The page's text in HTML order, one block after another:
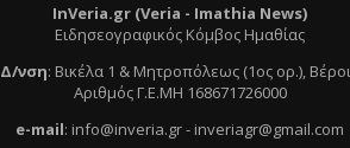
InVeria.gr (Veria - Ιmathia News)
Ειδησεογραφικός Κόμβος Ημαθίας
Δ/νση: Βικέλα 1 & Μητροπόλεως (1ος ορ.),
Αριθμός Γ.Ε.ΜΗ 168671726000
e-mail: info@inveria.gr- inveriagr@gmail.com